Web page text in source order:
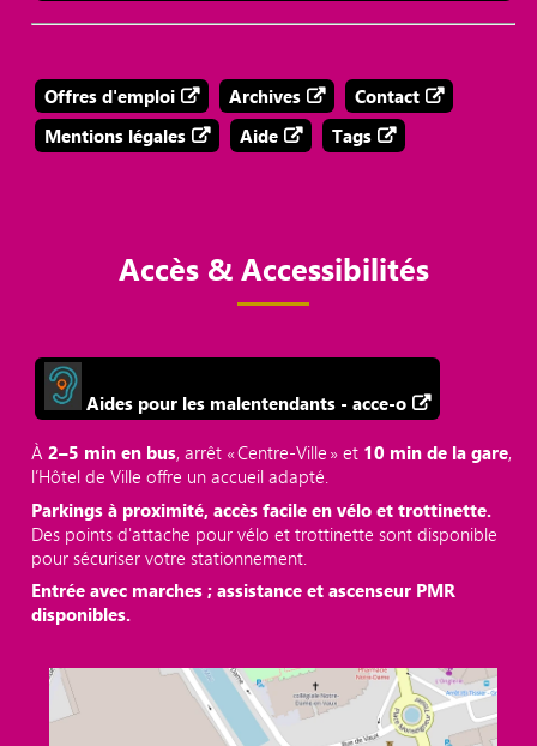
Offres d'emploi Archives
Contact
Mentions légales
Aide Tags
Accès & Accessibilités
Aides pour les malentendants - acce-o
À2–5 min en bus, arrêt « Centre‑Ville » et 10 min de la gare,
l’Hôtel de Ville offre un accueil adapté.
Parkings à proximité, accès facile en vélo et trottinette.
Des points d'attache pour vélo et trottinette sont disponible
pour sécuriser votre stationnement.
Entrée avec marches ; assistance et ascenseur PMR
disponibles.